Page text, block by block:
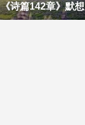
《诗篇142章》默想